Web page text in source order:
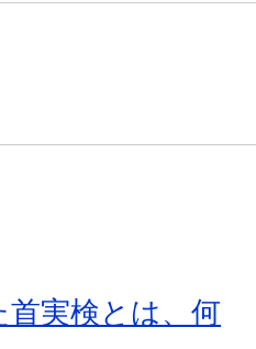
実検とは、何